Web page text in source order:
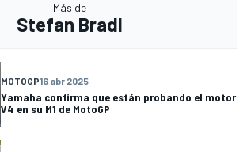
Más de
Stefan Bradl
MOTOGP16 abr 2025
Yamaha confirma que están probando el motor
V4 en su M1 de MotoGP